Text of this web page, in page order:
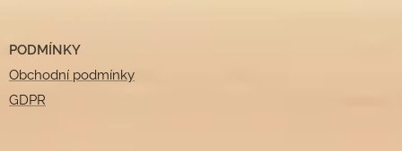
PODMÍNKY
Obchodní podmínky
GDPR